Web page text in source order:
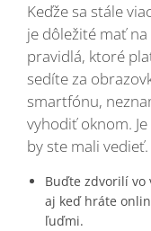
Keďže sa stále
je dôležité mať
pravidlá, ktoré
sedíte za
smartfónu,
vyhodiť oknom.
by ste mali vedieť.
Buďte zdvorilí vo
aj keď hráte
ľuďmi.